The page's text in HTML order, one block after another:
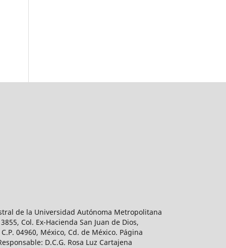
de la Universidad Autónoma Metropolitana
Col. Ex-Hacienda San Juan de Dios,
04960, México, Cd. de México. Página
D.C.G. Rosa Luz Cartajena